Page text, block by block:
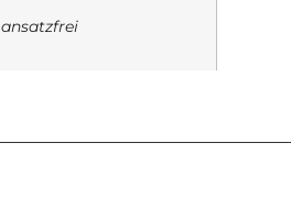
ansatzfrei